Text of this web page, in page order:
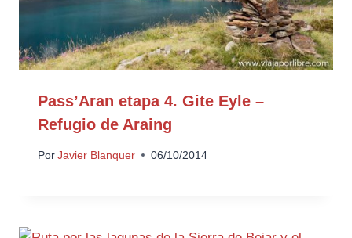
Pass’Aran etapa 4. Gite Eyle –
Refugio de Araing
Por Javier Blanquer 06/10/2014